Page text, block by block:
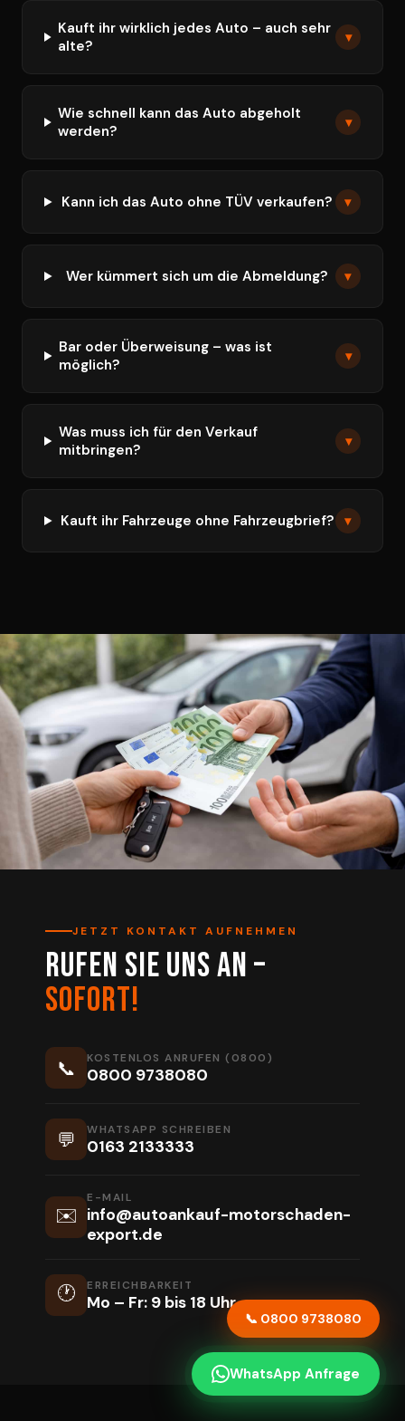
📞 0800 9738080
WhatsApp Anfrage
Kauft ihr wirklich jedes Auto – auch sehr
alte?
▾
Wie schnell kann das Auto abgeholt
werden?
▾
Kann ich das Auto ohne TÜV verkaufen? ▾
Wer kümmert sich um die Abmeldung? ▾
Bar oder Überweisung – was ist
möglich?
▾
Was muss ich für den Verkauf
mitbringen?
▾
Kauft ihr Fahrzeuge ohne Fahrzeugbrief? ▾
JETZT KONTAKT AUFNEHMEN
Rufen Sie uns an –
sofort!
📞 KOSTENLOS ANRUFEN (0800)
0800 9738080
💬 WHATSAPP SCHREIBEN
0163 2133333
✉️
E-MAIL
info@autoankauf-motorschaden-
export.de
🕐 ERREICHBARKEIT
Mo – Fr: 9 bis 18 Uhr